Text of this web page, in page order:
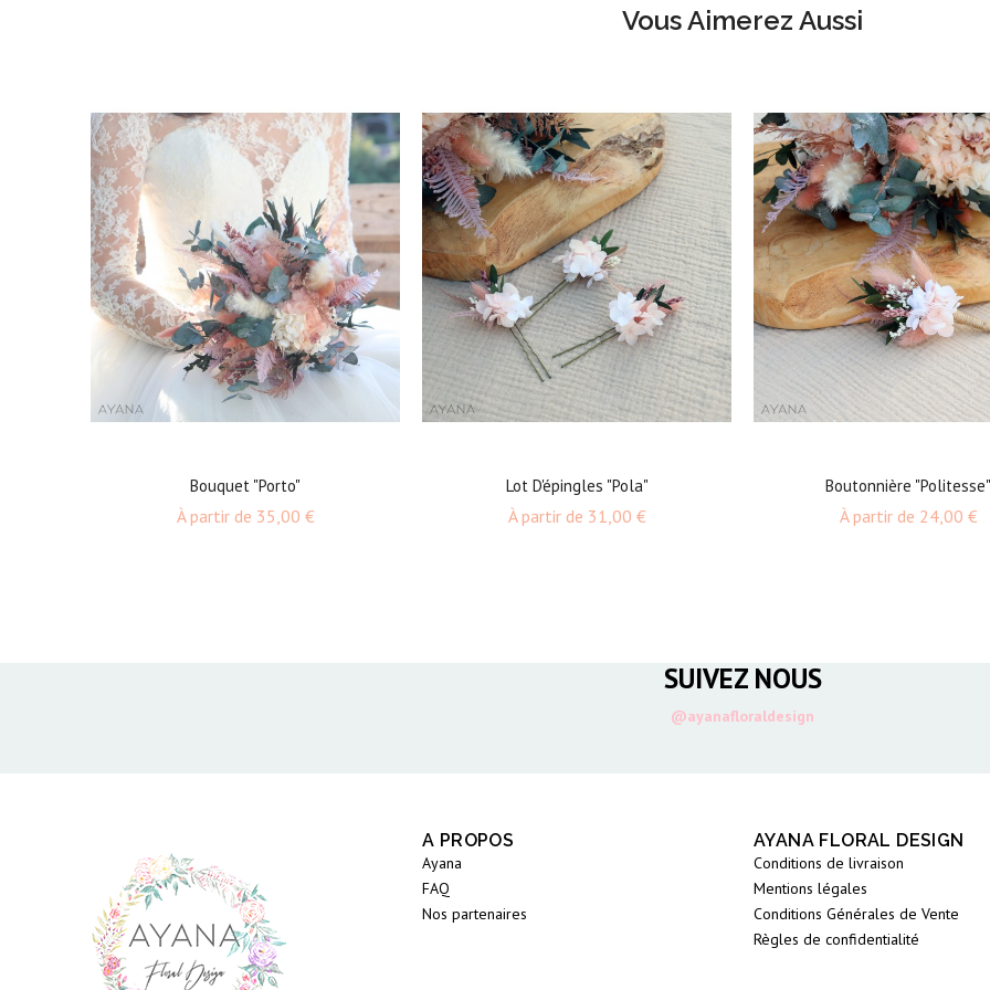
Vous Aimerez Aussi
Bouquet "Porto"
À partir de 35,00 €Prix
Lot D'épingles "Pola"
À partir de 31,00 €Prix
Boutonnière "Politesse"
À partir de 24,00 €
SUIVEZ NOUS
@ayanafloraldesign
A PROPOS
Ayana
FAQ
Nos partenaires
AYANA FLORAL DESIGN
Conditions de livraison
Mentions légales
Conditions Générales de Vente
Règles de confidentialité